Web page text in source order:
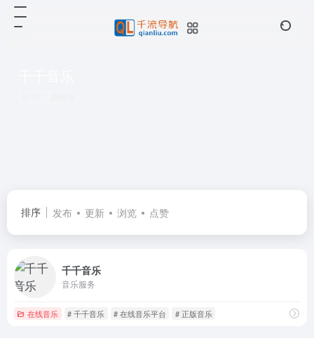
排序 发布 更新 浏览 点赞
千千音乐
音乐服务
在线音乐 # 千千音乐 # 在线音乐平台 # 正版音乐